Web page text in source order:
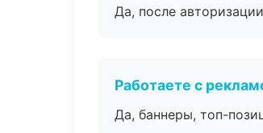
Да, после
Работаете с
Да, баннеры, топ-